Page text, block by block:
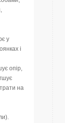
у
і
опір,
на